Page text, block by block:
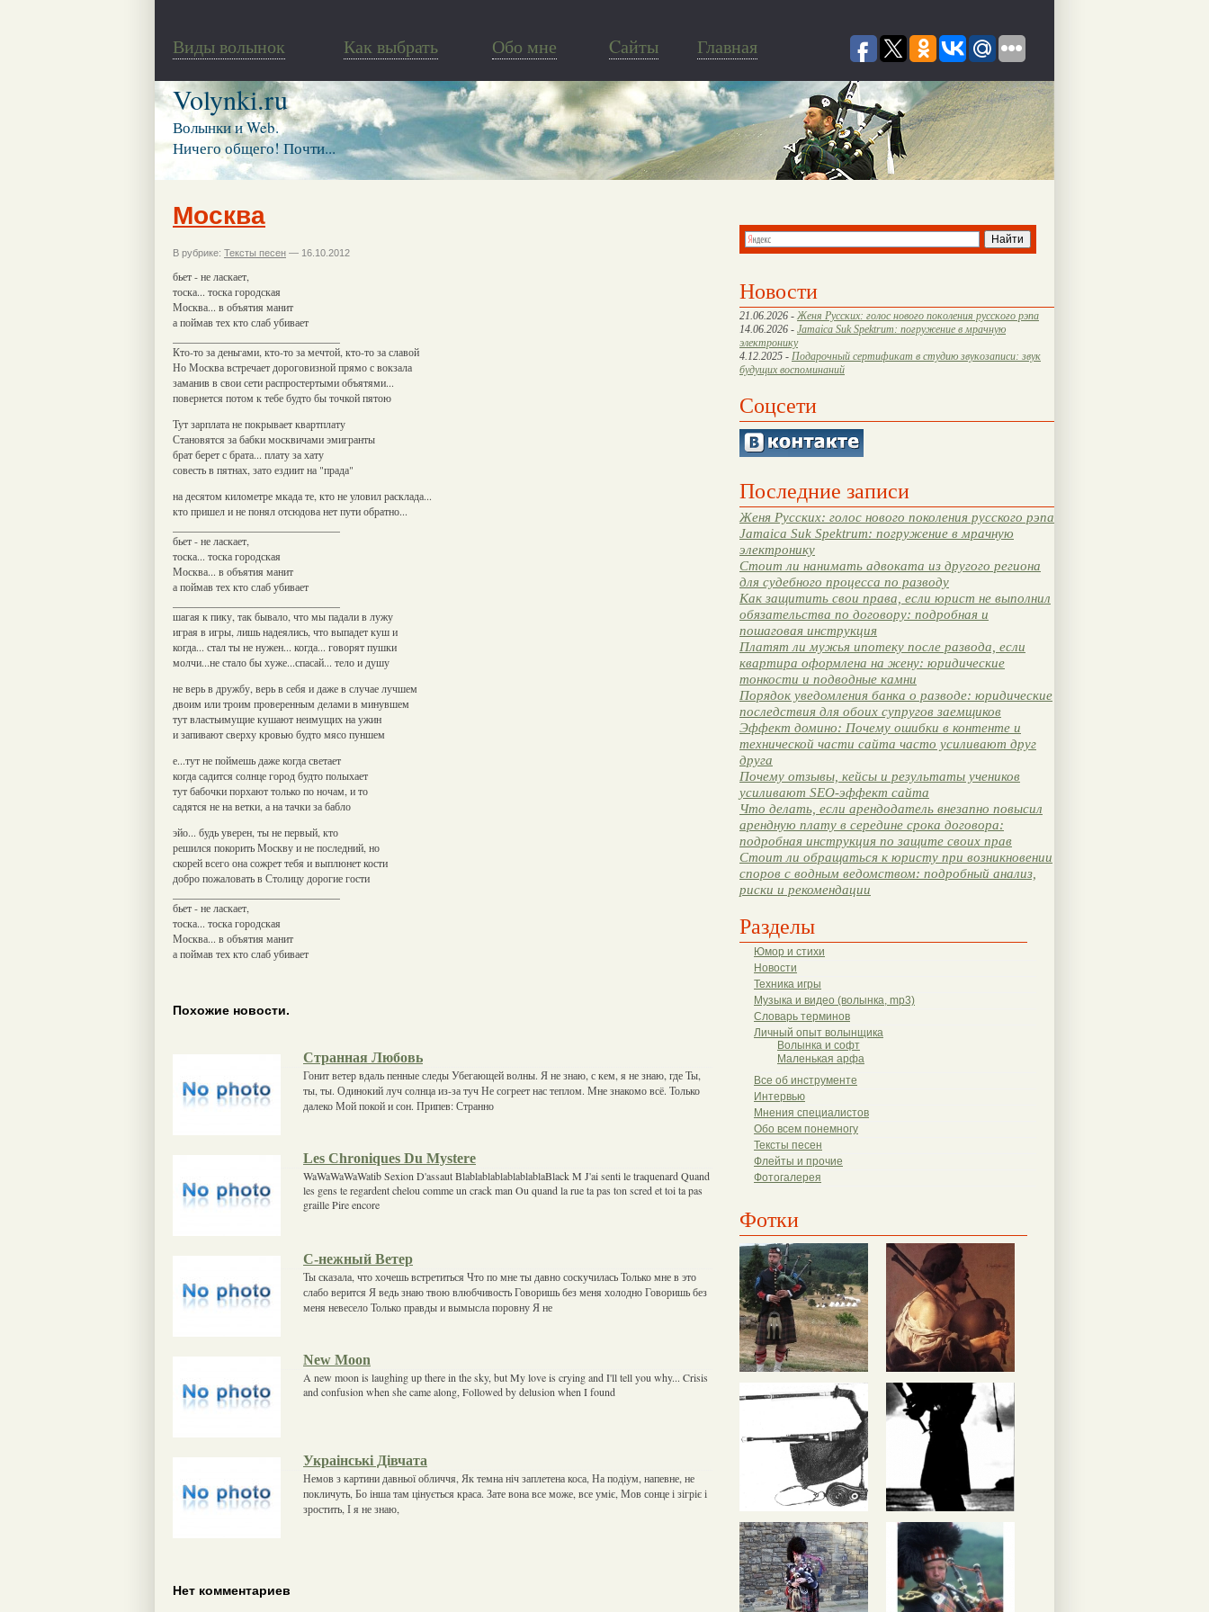
Виды волынок Как выбрать Обо мне Cайты Главная
Volynki.ru
Волынки и Web.
Ничего общего! Почти...
Новости
21.06.2026 - Женя Русских: голос нового поколения русского рэпа
14.06.2026 - Jamaica Suk Spektrum: погружение в мрачную
электронику
4.12.2025 - Подарочный сертификат в студию звукозаписи: звук
будущих воспоминаний
Соцсети
Последние записи
Женя Русских: голос нового поколения русского рэпа
Jamaica Suk Spektrum: погружение в мрачную
электронику
Стоит ли нанимать адвоката из другого региона
для судебного процесса по разводу
Как защитить свои права, если юрист не выполнил
обязательства по договору: подробная и
пошаговая инструкция
Платят ли мужья ипотеку после развода, если
квартира оформлена на жену: юридические
тонкости и подводные камни
Порядок уведомления банка о разводе: юридические
последствия для обоих супругов заемщиков
Эффект домино: Почему ошибки в контенте и
технической части сайта часто усиливают друг
друга
Почему отзывы, кейсы и результаты учеников
усиливают SEO-эффект сайта
Что делать, если арендодатель внезапно повысил
арендную плату в середине срока договора:
подробная инструкция по защите своих прав
Стоит ли обращаться к юристу при возникновении
споров с водным ведомством: подробный анализ,
риски и рекомендации
Разделы
Юмор и стихи
Новости
Техника игры
Музыка и видео (волынка, mp3)
Словарь терминов
Личный опыт волынщика
Волынка и софт
Маленькая арфа
Все об инструменте
Интервью
Мнения специалистов
Обо всем понемногу
Тексты песен
Флейты и прочие
Фотогалерея
Фотки
Москва
В рубрике: Тексты песен — 16.10.2012
бьет - не ласкает,
тоска... тоска городская
Москва... в объятия манит
а поймав тех кто слаб убивает
Кто-то за деньгами, кто-то за мечтой, кто-то за славой
Но Москва встречает дороговизной прямо с вокзала
заманив в свои сети распростертыми объятями...
повернется потом к тебе будто бы точкой пятою
Тут зарплата не покрывает квартплату
Становятся за бабки москвичами эмигранты
брат берет с брата... плату за хату
совесть в пятнах, зато ездиит на "прада"
на десятом километре мкада те, кто не уловил расклада...
кто пришел и не понял отсюдова нет пути обратно...
бьет - не ласкает,
тоска... тоска городская
Москва... в объятия манит
а поймав тех кто слаб убивает
шагая к пику, так бывало, что мы падали в лужу
играя в игры, лишь надеялись, что выпадет куш и
когда... стал ты не нужен... когда... говорят пушки
молчи...не стало бы хуже...спасай... тело и душу
не верь в дружбу, верь в себя и даже в случае лучшем
двоим или троим проверенным делами в минувшем
тут властьимущие кушают неимущих на ужин
и запивают сверху кровью будто мясо пуншем
е...тут не поймешь даже когда светает
когда садится солнце город будто полыхает
тут бабочки порхают только по ночам, и то
садятся не на ветки, а на тачки за бабло
эйо... будь уверен, ты не первый, кто
решился покорить Москву и не последний, но
скорей всего она сожрет тебя и выплюнет кости
добро пожаловать в Столицу дорогие гости
бьет - не ласкает,
тоска... тоска городская
Москва... в объятия манит
а поймав тех кто слаб убивает
Похожие новости.
Странная Любовь
Гонит ветер вдаль пенные следы Убегающей волны. Я не знаю, с кем, я не знаю, где Ты,
ты, ты. Одинокий луч солнца из-за туч Не согреет нас теплом. Мне знакомо всё. Только
далеко Мой покой и сон. Припев: Странно
Les Chroniques Du Mystere
WaWaWaWaWatib Sexion D'assaut BlablablablablablablaBlack M J'ai senti le traquenard Quand
les gens te regardent chelou comme un crack man Ou quand la rue ta pas ton scred et toi ta pas
graille Pire encore
С-нежный Ветер
Ты сказала, что хочешь встретиться Что по мне ты давно соскучилась Только мне в это
слабо верится Я ведь знаю твою влюбчивость Говоришь без меня холодно Говоришь без
меня невесело Только правды и вымысла поровну Я не
New Moon
A new moon is laughing up there in the sky, but My love is crying and I'll tell you why... Crisis
and confusion when she came along, Followed by delusion when I found
Украінські Дівчата
Немов з картини давньої обличчя, Як темна ніч заплетена коса, На подіум, напевне, не
покличуть, Бо інша там цінується краса. Зате вона все може, все уміє, Мов сонце і зігріє і
зростить, І я не знаю,
Нет комментариев